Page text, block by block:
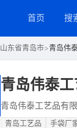
首页 搜
山东省青岛市>青岛伟
青岛伟泰
青岛伟泰工艺品有
青岛工艺品 手袋厂